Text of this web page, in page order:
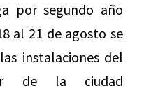
por segundo año
al 21 de agosto se
instalaciones del
de la ciudad